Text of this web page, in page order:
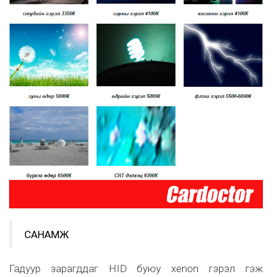
САНАМЖ
Гадуур зарагддаг HID буюу xenon гэрэл гэж